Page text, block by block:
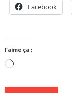
Facebook
J’aime ça :
Chargement…